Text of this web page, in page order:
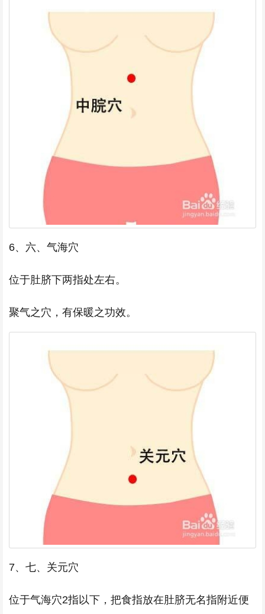
6、六、气海穴
位于肚脐下两指处左右。
聚气之穴，有保暖之功效。
7、七、关元穴
位于气海穴2指以下，把食指放在肚脐无名指附近便